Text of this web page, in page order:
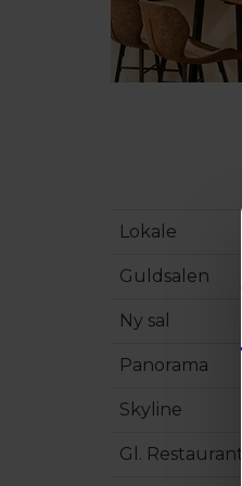
Lokale
Guldsalen
Ny sal
Panorama
Skyline
Gl. Restaurant